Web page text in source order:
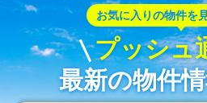
お気に入りの物件を
プッシュ
最新の物件